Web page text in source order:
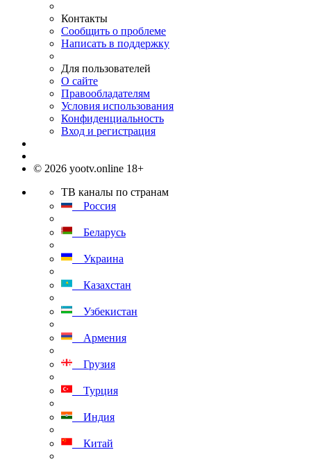
Контакты
Сообщить о проблеме
Написать в поддержку
Для пользователей
О сайте
Правообладателям
Условия использования
Конфиденциальность
Вход и регистрация
© 2026 yootv.online 18+
ТВ каналы по странам
Россия
Беларусь
Украина
Казахстан
Узбекистан
Армения
Грузия
Турция
Индия
Китай